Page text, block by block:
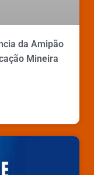
da Amipão
Mineira